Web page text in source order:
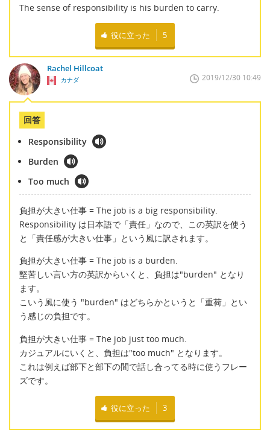
The sense of responsibility is his burden to carry.
役に立った 5
Rachel Hillcoat
カナダ 2019/12/30 10:49
回答
Responsibility
Burden
Too much
負担が大きい仕事 = The job is a big responsibility.
Responsibility は日本語で「責任」なので、この英訳を使う
と「責任感が大きい仕事」という風に訳されます。
負担が大きい仕事 = The job is a burden.
堅苦しい言い方の英訳からいくと、負担は"burden" となり
ます。
こいう風に使う "burden" はどちらかというと「重荷」とい
う感じの負担です。
負担が大きい仕事 = The job just too much.
カジュアルにいくと、負担は"too much" となります。
これは例えば部下と部下の間で話し合ってる時に使うフレー
ズです。
役に立った 3